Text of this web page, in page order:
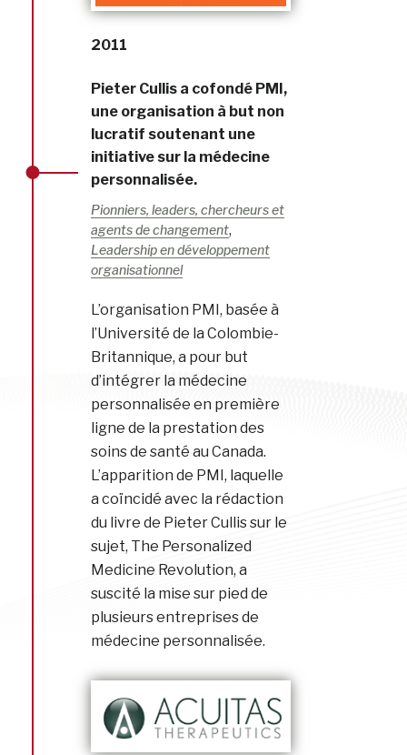
2011
Pieter Cullis a cofondé PMI,
une organisation à but non
lucratif soutenant une
initiative sur la médecine
personnalisée.
Pionniers, leaders, chercheurs et
agents de changement,
Leadership en développement
organisationnel
L’organisation PMI, basée à
l’Université de la Colombie-
Britannique, a pour but
d’intégrer la médecine
personnalisée en première
ligne de la prestation des
soins de santé au Canada.
L’apparition de PMI, laquelle
a coïncidé avec la rédaction
du livre de Pieter Cullis sur le
sujet, The Personalized
Medicine Revolution, a
suscité la mise sur pied de
plusieurs entreprises de
médecine personnalisée.